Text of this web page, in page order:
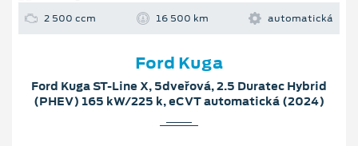
2 500 ccm 16 500 km automatická
Ford Kuga
Ford Kuga ST-Line X, 5dveřová, 2.5 Duratec Hybrid
(PHEV) 165 kW/225 k, eCVT automatická (2024)